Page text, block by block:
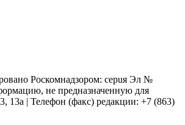
Роскомнадзором: серuя Эл №
не предназначенную для
13а | Телефон (факс) редакции: +7 (863)